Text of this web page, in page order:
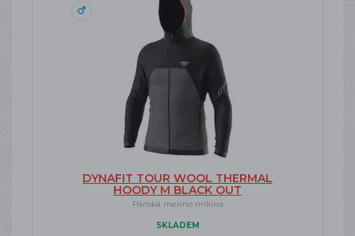
DYNAFIT TOUR WOOL THERMAL
HOODY M BLACK OUT
Pánská merino mikina
SKLADEM